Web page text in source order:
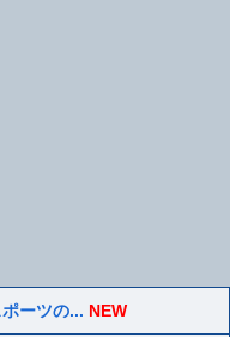
ーツの... NEW